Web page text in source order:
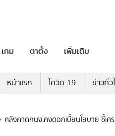
เกม ตาตั้ง เพิ่มเติม
หน้าแรก โควิด-19 ข่าวทั่ว
คลังคาดกนง.คงดอกเบี้ยนโยบาย ชี้เศ